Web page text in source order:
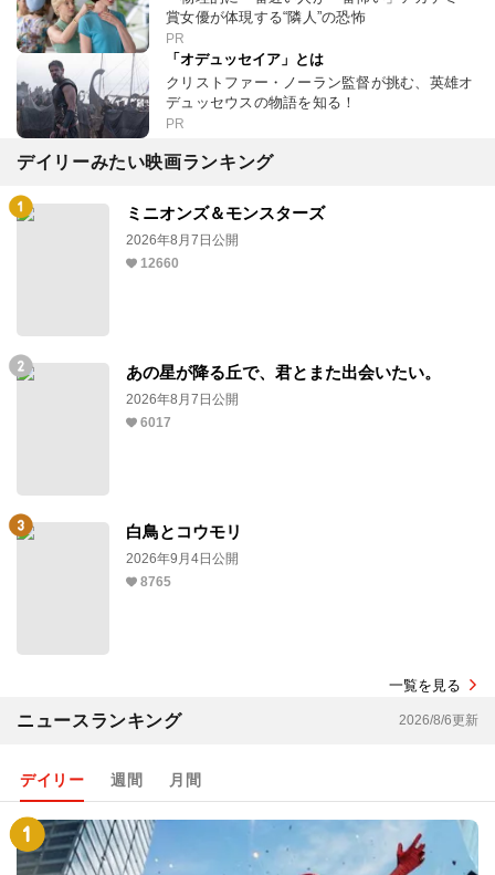
賞女優が体現する“隣人”の恐怖
PR
「オデュッセイア」とは
クリストファー・ノーラン監督が挑む、英雄オ
デュッセウスの物語を知る！
PR
デイリーみたい映画ランキング
ミニオンズ＆モンスターズ
2026年8月7日公開
12660
あの星が降る丘で、君とまた出会いたい。
2026年8月7日公開
6017
白鳥とコウモリ
2026年9月4日公開
8765
一覧を見る
ニュースランキング 2026/8/6更新
デイリー 週間 月間